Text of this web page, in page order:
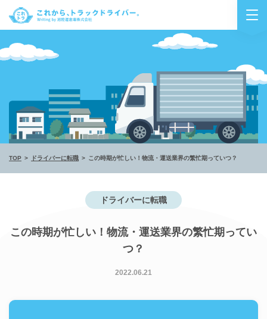
TOP ドライバーに転職 この時期が忙しい！物流・運送業界の繁忙期っていつ？
ドライバーに転職
この時期が忙しい！物流・運送業界の繁忙期ってい
つ？
2022.06.21